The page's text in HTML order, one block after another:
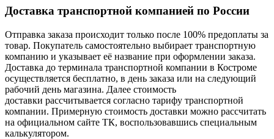
Доставка транспортной компанией по России
Отправка заказа происходит только после 100% предоплаты за
товар. Покупатель самостоятельно выбирает транспортную
компанию и указывает её название при оформлении заказа.
Доставка до терминала транспортной компании в Костроме
осуществляется бесплатно, в день заказа или на следующий
рабочий день магазина. Далее стоимость
доставки рассчитывается согласно тарифу транспортной
компании. Примерную стоимость доставки можно рассчитать
на официальном сайте ТК, воспользовавшись специальным
калькулятором.